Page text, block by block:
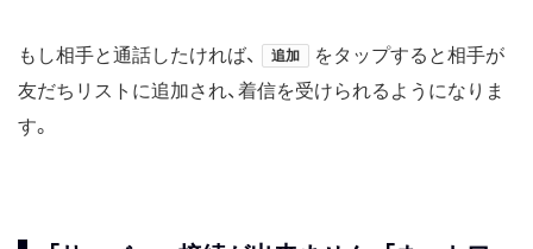
もし相手と通話したければ、 追加
をタップすると相手が
友だちリストに追加され、着信を受けられるようになりま
す。